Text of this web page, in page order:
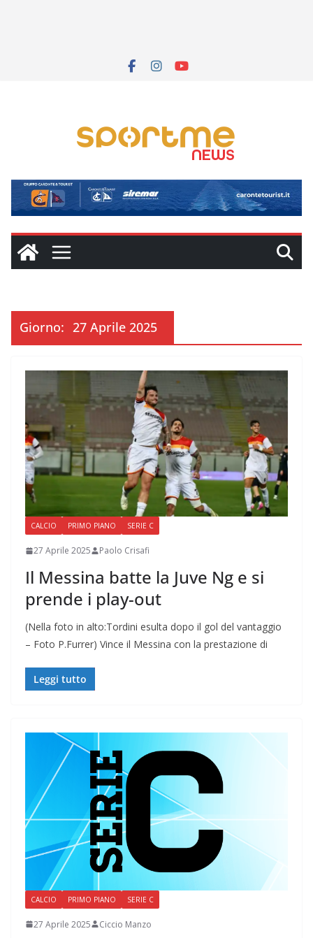
Giorno: 27 Aprile 2025
CALCIO PRIMO PIANO SERIE C
27 Aprile 2025 Paolo Crisafi
Il Messina batte la Juve Ng e si
prende i play-out
(Nella foto in alto:Tordini esulta dopo il gol del vantaggio
– Foto P.Furrer) Vince il Messina con la prestazione di
Leggi tutto
CALCIO PRIMO PIANO SERIE C
27 Aprile 2025 Ciccio Manzo